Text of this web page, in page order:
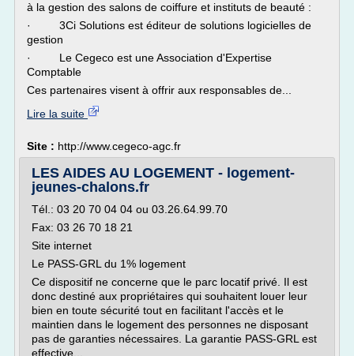
à la gestion des salons de coiffure et instituts de beauté :
· 3Ci Solutions est éditeur de solutions logicielles de
gestion
· Le Cegeco est une Association d'Expertise
Comptable
Ces partenaires visent à offrir aux responsables de...
Lire la suite
Site : http://www.cegeco-agc.fr
LES AIDES AU LOGEMENT - logement-
jeunes-chalons.fr
Tél.: 03 20 70 04 04 ou 03.26.64.99.70
Fax: 03 26 70 18 21
Site internet
Le PASS-GRL du 1% logement
Ce dispositif ne concerne que le parc locatif privé. Il est
donc destiné aux propriétaires qui souhaitent louer leur
bien en toute sécurité tout en facilitant l'accès et le
maintien dans le logement des personnes ne disposant
pas de garanties nécessaires. La garantie PASS-GRL est
effective...